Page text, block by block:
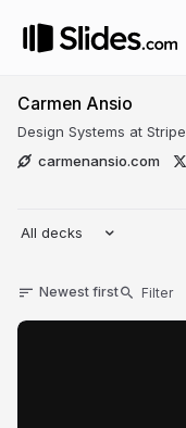
Carmen Ansio
Design Systems at Stripe
carmenansio.com
All decks
Newest first